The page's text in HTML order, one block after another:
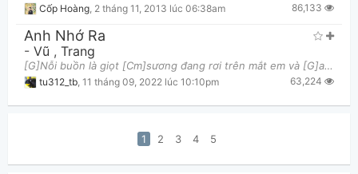
Cốp Hoàng 2 tháng 11, 2013 lúc 06:38am 86,133
Anh Nhớ Ra
- Vũ , Trang
[G]Nỗi buồn là giọt [Cm]sương đang rơi trên mắt em và [G]anh Hàng mi [Em]cong lung linh trong ánh d
tu312_tb 11 tháng 09, 2022 lúc 10:10pm 63,224
1 2 3 4 5